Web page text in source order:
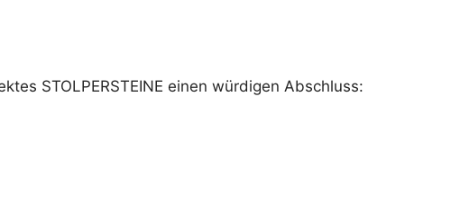
STOLPERSTEINE einen würdigen Abschluss: